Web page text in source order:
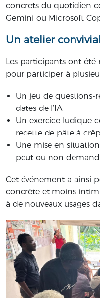
concrets du quotidien
Gemini ou Microsoft
Un atelier convivial
Les participants ont été
pour participer à
Un jeu de questions-
dates de l’IA
Un exercice ludique
recette de pâte à
Une mise en
peut ou non
Cet événement a ainsi
concrète et moins
à de nouveaux usages